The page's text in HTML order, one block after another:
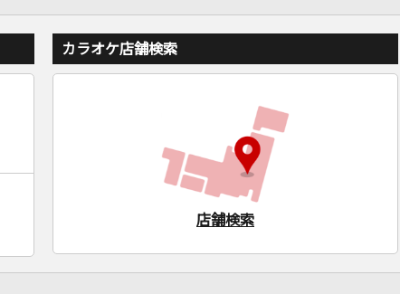
カラオケ店舗検索
店舗検索